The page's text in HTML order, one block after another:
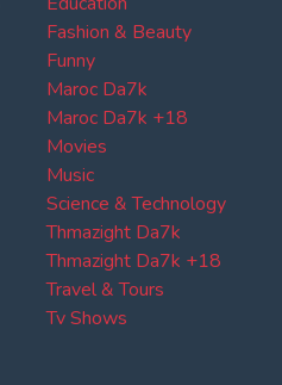
Fashion & Beauty
Funny
Maroc Da7k
Maroc Da7k +18
Movies
Music
Science & Technology
Thmazight Da7k
Thmazight Da7k +18
Travel & Tours
Tv Shows